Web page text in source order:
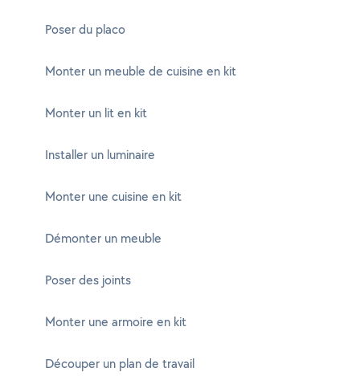
Poser du placo
Monter un meuble de cuisine en kit
Monter un lit en kit
Installer un luminaire
Monter une cuisine en kit
Démonter un meuble
Poser des joints
Monter une armoire en kit
Découper un plan de travail